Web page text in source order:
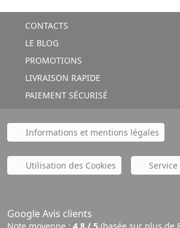
CONTACTS
LE BLOG
PROMOTIONS
LIVRAISON RAPIDE
PAIEMENT SÉCURISÉ
Informations et mentions légales
Utilisation des Cookies
Google Avis clients